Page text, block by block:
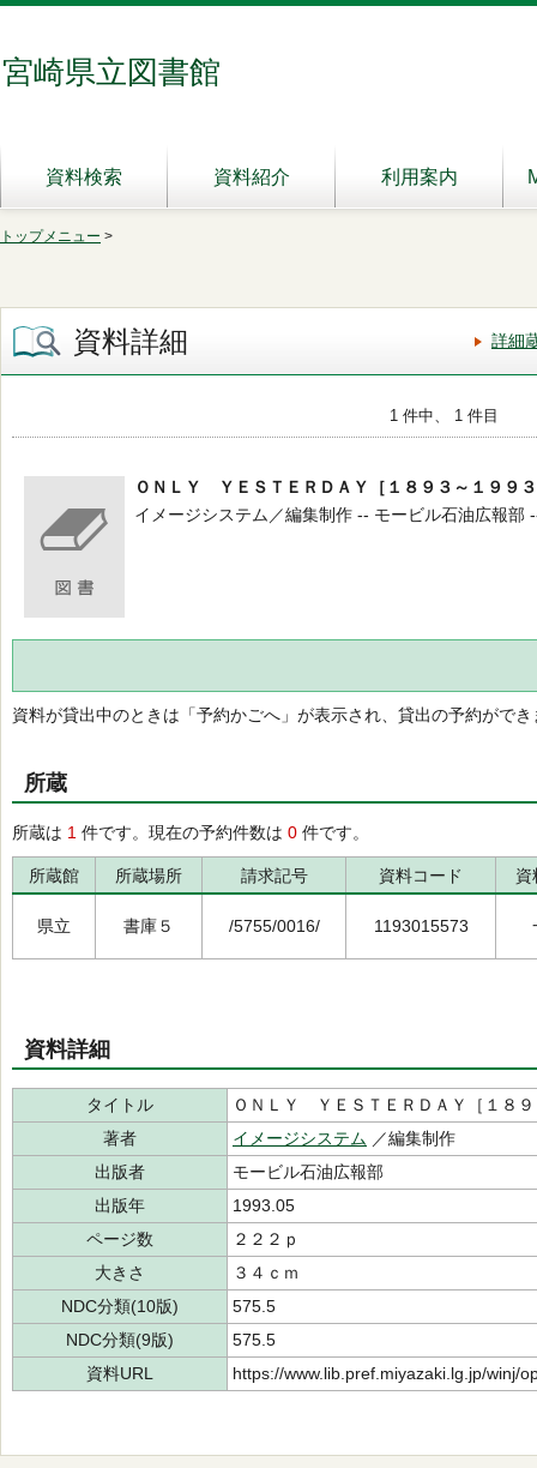
宮崎県立図書館
資料検索 資料紹介 利用案内
トップメニュー >
資料詳細 詳細
1 件中、 1 件目
ＯＮＬＹ ＹＥＳＴＥＲＤＡＹ［１８９３～１９９
イメージシステム／編集制作 -- モービル石油広報部
資料が貸出中のときは「予約かごへ」が表示され、貸出の予約ができ
所蔵
所蔵は 1 件です。現在の予約件数は 0 件です。
所蔵館 所蔵場所 請求記号 資料コード 資
県立 書庫５ /5755/0016/ 1193015573
資料詳細
タイトル
ＯＮＬＹ ＹＥＳＴＥＲＤＡＹ［１８
著者
イメージシステム ／編集制作
出版者
モービル石油広報部
出版年
1993.05
ページ数
２２２ｐ
大きさ
３４ｃｍ
NDC分類(10版)
575.5
NDC分類(9版)
575.5
資料URL
https://www.lib.pref.miyazaki.lg.jp/winj/